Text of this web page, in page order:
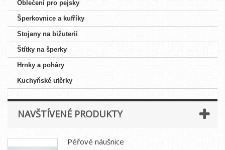
Oblečení pro pejsky
Šperkovnice a kufříky
Stojany na bižuterii
Štítky na šperky
Hrnky a poháry
Kuchyňské utěrky
NAVŠTÍVENÉ PRODUKTY
Péřové náušnice